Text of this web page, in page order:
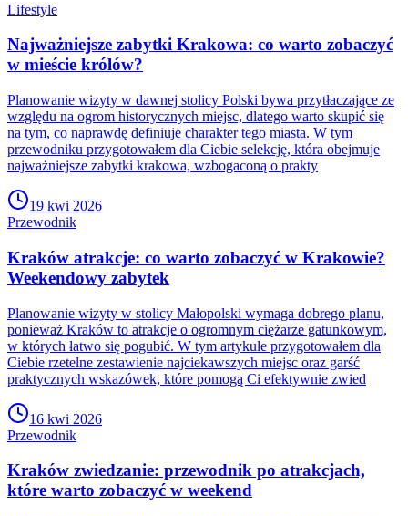
Lifestyle
Najważniejsze zabytki Krakowa: co warto zobaczyć
w mieście królów?
Planowanie wizyty w dawnej stolicy Polski bywa przytłaczające ze
względu na ogrom historycznych miejsc, dlatego warto skupić się
na tym, co naprawdę definiuje charakter tego miasta. W tym
przewodniku przygotowałem dla Ciebie selekcję, która obejmuje
najważniejsze zabytki krakowa, wzbogaconą o prakty
19 kwi 2026
Przewodnik
Kraków atrakcje: co warto zobaczyć w Krakowie?
Weekendowy zabytek
Planowanie wizyty w stolicy Małopolski wymaga dobrego planu,
ponieważ Kraków to atrakcje o ogromnym ciężarze gatunkowym,
w których łatwo się pogubić. W tym artykule przygotowałem dla
Ciebie rzetelne zestawienie najciekawszych miejsc oraz garść
praktycznych wskazówek, które pomogą Ci efektywnie zwied
16 kwi 2026
Przewodnik
Kraków zwiedzanie: przewodnik po atrakcjach,
które warto zobaczyć w weekend